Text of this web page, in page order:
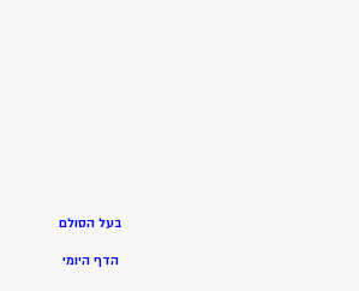
בעל הסולם
הדף היומי